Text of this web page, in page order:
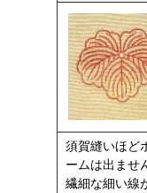
須賀縫いほど
ームは出ませ
繊細な細い線